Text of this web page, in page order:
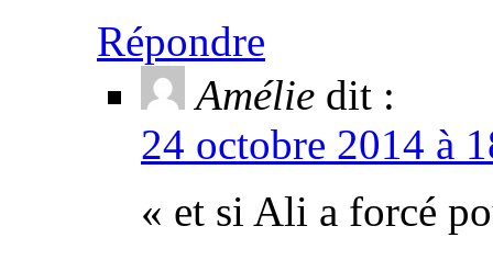
Répondre
Amélie dit :
24 octobre 2014 à
« et si Ali a forcé